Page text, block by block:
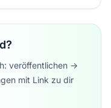
veröffentlichen ->
mit Link zu dir